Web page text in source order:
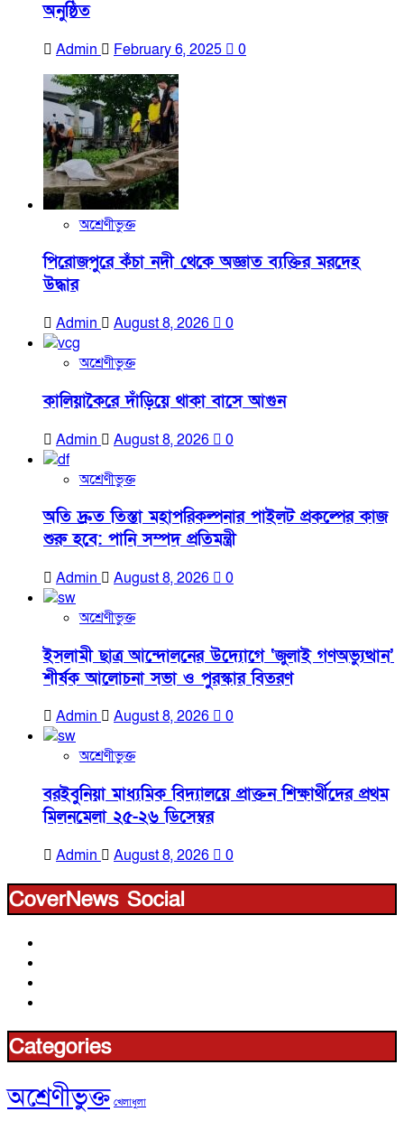
অনুষ্ঠিত
Admin February 6, 2025 0
অশ্রেণীভুক্ত
পিরোজপুরে কঁচা নদী থেকে অজ্ঞাত ব্যক্তির মরদেহ
উদ্ধার
Admin August 8, 2026
0
অশ্রেণীভুক্ত
কালিয়াকৈরে দাঁড়িয়ে থাকা বাসে আগুন
Admin August 8, 2026
0
অশ্রেণীভুক্ত
অতি দ্রুত তিস্তা মহাপরিকল্পনার পাইলট প্রকল্পের কাজ
শুরু হবে: পানি সম্পদ প্রতিমন্ত্রী
Admin August 8, 2026
0
অশ্রেণীভুক্ত
ইসলামী ছাত্র আন্দোলনের উদ্যোগে ‘জুলাই গণঅভ্যুত্থান’
শীর্ষক আলোচনা সভা ও পুরস্কার বিতরণ
Admin August 8, 2026
0
অশ্রেণীভুক্ত
বরইবুনিয়া মাধ্যমিক বিদ্যালয়ে প্রাক্তন শিক্ষার্থীদের প্রথম
মিলনমেলা ২৫-২৬ ডিসেম্বর
Admin August 8, 2026 0
CoverNews Social
Categories
অশ্রেণীভুক্ত খেলাধুলা